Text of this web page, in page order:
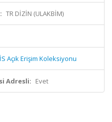
TR DİZİN (ULAKBİM)
Açık Erişim Koleksiyonu
Adresli: Evet